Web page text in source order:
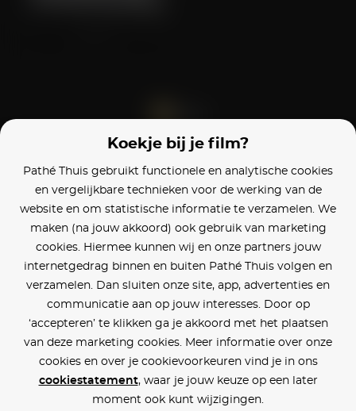
Koekje bij je film?
Pathé Thuis gebruikt functionele en analytische cookies
en vergelijkbare technieken voor de werking van de
website en om statistische informatie te verzamelen. We
maken (na jouw akkoord) ook gebruik van marketing
cookies. Hiermee kunnen wij en onze partners jouw
internetgedrag binnen en buiten Pathé Thuis volgen en
verzamelen. Dan sluiten onze site, app, advertenties en
communicatie aan op jouw interesses. Door op
‘accepteren’ te klikken ga je akkoord met het plaatsen
van deze marketing cookies. Meer informatie over onze
cookies en over je cookievoorkeuren vind je in ons
cookiestatement, waar je jouw keuze op een later
moment ook kunt wijzigingen.
Klantenservice
Betaalinstellingen
Cookie voorkeuren
Over Pathé Thuis
Bioscopen
CVD